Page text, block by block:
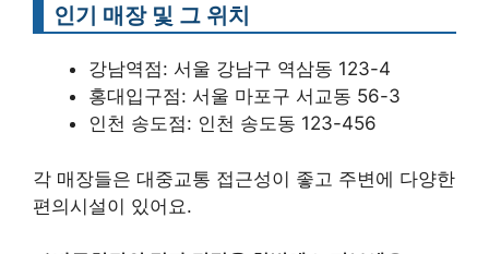
인기 매장 및 그 위치
강남역점: 서울 강남구 역삼동 123-4
홍대입구점: 서울 마포구 서교동 56-3
인천 송도점: 인천 송도동 123-456
각 매장들은 대중교통 접근성이 좋고 주변에 다양한
편의시설이 있어요.